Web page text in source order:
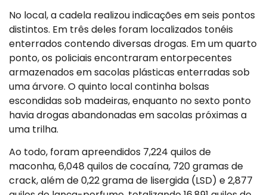
No local, a cadela realizou indicações em seis pontos
distintos. Em três deles foram localizados tonéis
enterrados contendo diversas drogas. Em um quarto
ponto, os policiais encontraram entorpecentes
armazenados em sacolas plásticas enterradas sob
uma árvore. O quinto local continha bolsas
escondidas sob madeiras, enquanto no sexto ponto
havia drogas abandonadas em sacolas próximas a
uma trilha.
Ao todo, foram apreendidos 7,224 quilos de
maconha, 6,048 quilos de cocaína, 720 gramas de
crack, além de 0,22 grama de lisergida (LSD) e 2,877